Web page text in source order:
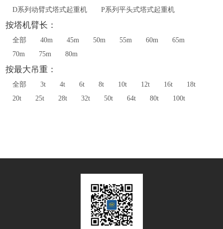
D系列动臂式塔式起重机
P系列平头式塔式起重机
按塔机臂长：
全部 40m 45m 50m 55m 60m
65m
70m
75m 80m
按最大吊重：
全部 3t 4t 6t 8t 10t 12t 16t
18t
20t
25t 28t 32t 50t 64t 80t 100t